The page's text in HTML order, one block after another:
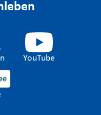
YouTube